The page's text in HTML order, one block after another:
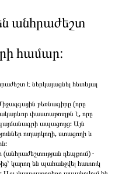
անհրաժեշտ
համար։
է ներկայացնել հետևյալ
բեռնագիրը (որը
փաստաթուղթն է, որը
ապացույց: Այն
ուղարկողի, ստացողի և
(անհրաժեշտության դեպքում) -
կարող են պահանջվել հատուկ